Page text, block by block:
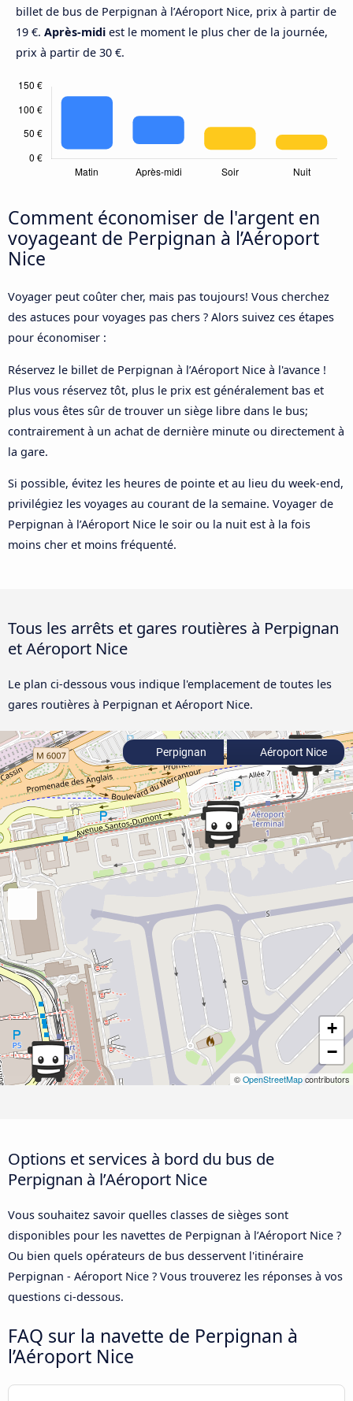
billet de bus de Perpignan à l’Aéroport Nice, prix à partir de
19 €. Après-midi est le moment le plus cher de la journée,
prix à partir de 30 €.
Comment économiser de l'argent en
voyageant de Perpignan à l’Aéroport
Nice
Voyager peut coûter cher, mais pas toujours! Vous cherchez
des astuces pour voyages pas chers ? Alors suivez ces étapes
pour économiser :
Réservez le billet de Perpignan à l’Aéroport Nice à l'avance !
Plus vous réservez tôt, plus le prix est généralement bas et
plus vous êtes sûr de trouver un siège libre dans le bus;
contrairement à un achat de dernière minute ou directement à
la gare.
Si possible, évitez les heures de pointe et au lieu du week-end,
privilégiez les voyages au courant de la semaine. Voyager de
Perpignan à l’Aéroport Nice le soir ou la nuit est à la fois
moins cher et moins fréquenté.
Tous les arrêts et gares routières à Perpignan
et Aéroport Nice
Le plan ci-dessous vous indique l'emplacement de toutes les
gares routières à Perpignan et Aéroport Nice.
+
−
© OpenStreetMap contributors
Perpignan Aéroport Nice
Options et services à bord du bus de
Perpignan à l’Aéroport Nice
Vous souhaitez savoir quelles classes de sièges sont
disponibles pour les navettes de Perpignan à l’Aéroport Nice ?
Ou bien quels opérateurs de bus desservent l'itinéraire
Perpignan - Aéroport Nice ? Vous trouverez les réponses à vos
questions ci-dessous.
FAQ sur la navette de Perpignan à
l’Aéroport Nice